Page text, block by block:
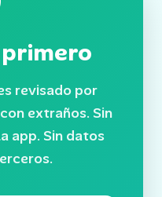
revisado por
extraños. Sin
app. Sin datos